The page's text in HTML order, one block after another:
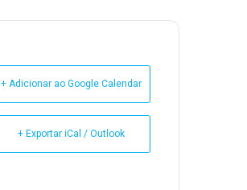
+ Adicionar ao Google Calendar
+ Exportar iCal / Outlook